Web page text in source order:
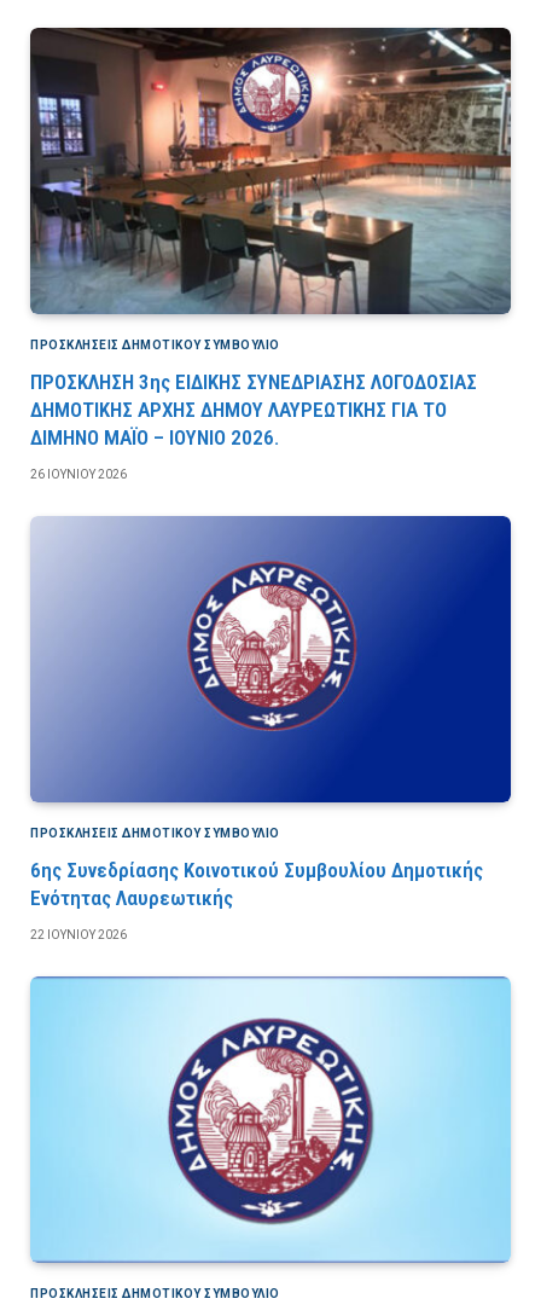
ΠΡΟΣΚΛΉΣΕΙΣ ΔΗΜΟΤΙΚΟΎ ΣΥΜΒΟΎΛΙΟ
ΠΡΟΣΚΛΗΣΗ 3ης ΕΙΔΙΚΗΣ ΣΥΝΕΔΡΙΑΣΗΣ ΛΟΓΟΔΟΣΙΑΣ
ΔΗΜΟΤΙΚΗΣ ΑΡΧΗΣ ΔΗΜΟΥ ΛΑΥΡΕΩΤΙΚΗΣ ΓΙΑ ΤΟ
ΔΙΜΗΝΟ ΜΑΪΟ – ΙΟΥΝΙΟ 2026.
26 ΙΟΥΝΊΟΥ 2026
ΠΡΟΣΚΛΉΣΕΙΣ ΔΗΜΟΤΙΚΟΎ ΣΥΜΒΟΎΛΙΟ
6ης Συνεδρίασης Κοινοτικού Συμβουλίου Δημοτικής
Ενότητας Λαυρεωτικής
22 ΙΟΥΝΊΟΥ 2026
ΠΡΟΣΚΛΉΣΕΙΣ ΔΗΜΟΤΙΚΟΎ ΣΥΜΒΟΎΛΙΟ